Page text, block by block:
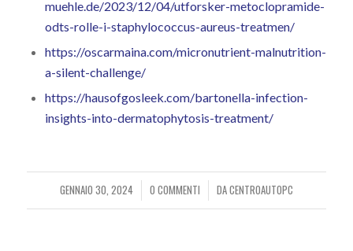
muehle.de/2023/12/04/utforsker-metoclopramide-
odts-rolle-i-staphylococcus-aureus-treatmen/
https://oscarmaina.com/micronutrient-malnutrition-
a-silent-challenge/
https://hausofgosleek.com/bartonella-infection-
insights-into-dermatophytosis-treatment/
GENNAIO 30, 2024
/ 0 COMMENTI
/ DACENTROAUTOPC